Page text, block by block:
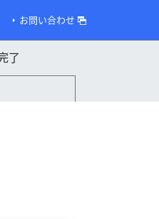
お問い合わせ
了